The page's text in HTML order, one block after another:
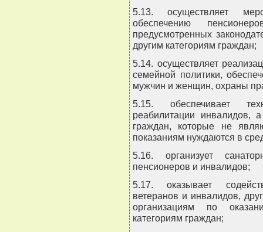
5.13. осуществляет
обеспечению
предусмотренных
другим категориям граждан;
5.14. осуществляет
семейной политики,
мужчин и женщин, охраны
5.15. обеспечивает
реабилитации инвалидов,
граждан, которые не
показаниям нуждаются в
5.16. организует
пенсионеров и инвалидов;
5.17. оказывает
ветеранов и инвалидов,
организациям по
категориям граждан;